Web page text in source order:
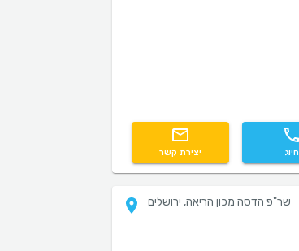
חיוג יצירת קשר
שר"פ הדסה מכון הריאה, ירושלים